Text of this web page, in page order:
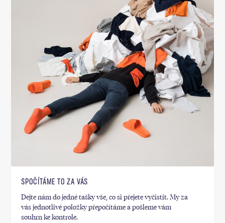
SPOČÍTÁME TO ZA VÁS
Dejte nám do jedné tašky vše, co si přejete vyčistit. My za
vás jednotlivé položky přepočítáme a pošleme vám
souhrn ke kontrole.